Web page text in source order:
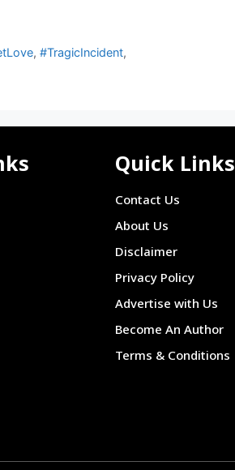
,#TragicIncident,
Quick Links
Contact Us
About Us
Disclaimer
Privacy Policy
Advertise with Us
Become An Author
Terms & Conditions